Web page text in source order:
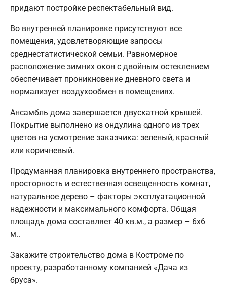
придают постройке респектабельный вид.
Во внутренней планировке присутствуют все
помещения, удовлетворяющие запросы
среднестатистической семьи. Равномерное
расположение зимних окон с двойным остеклением
обеспечивает проникновение дневного света и
нормализует воздухообмен в помещениях.
Ансамбль дома завершается двускатной крышей.
Покрытие выполнено из ондулина одного из трех
цветов на усмотрение заказчика: зеленый, красный
или коричневый.
Продуманная планировка внутреннего пространства,
просторность и естественная освещенность комнат,
натуральное дерево – факторы эксплуатационной
надежности и максимального комфорта. Общая
площадь дома составляет 40 кв.м., а размер – 6х6
м..
Закажите строительство дома в Костроме по
проекту, разработанному компанией «Дача из
бруса».